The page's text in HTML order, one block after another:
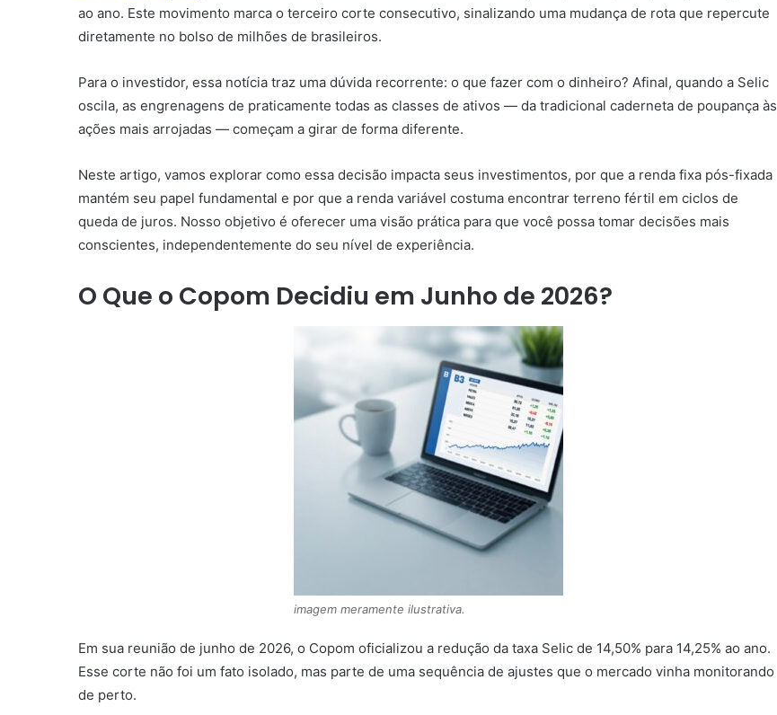
ao ano. Este movimento marca o terceiro corte consecutivo, sinalizando uma mudança de rota que repercute
diretamente no bolso de milhões de brasileiros.
Para o investidor, essa notícia traz uma dúvida recorrente: o que fazer com o dinheiro? Afinal, quando a Selic
oscila, as engrenagens de praticamente todas as classes de ativos — da tradicional caderneta de poupança às
ações mais arrojadas — começam a girar de forma diferente.
Neste artigo, vamos explorar como essa decisão impacta seus investimentos, por que a renda fixa pós-fixada
mantém seu papel fundamental e por que a renda variável costuma encontrar terreno fértil em ciclos de
queda de juros. Nosso objetivo é oferecer uma visão prática para que você possa tomar decisões mais
conscientes, independentemente do seu nível de experiência.
O Que o Copom Decidiu em Junho de 2026?
imagem meramente ilustrativa.
Em sua reunião de junho de 2026, o Copom oficializou a redução da taxa Selic de 14,50% para 14,25% ao ano.
Esse corte não foi um fato isolado, mas parte de uma sequência de ajustes que o mercado vinha monitorando
de perto.